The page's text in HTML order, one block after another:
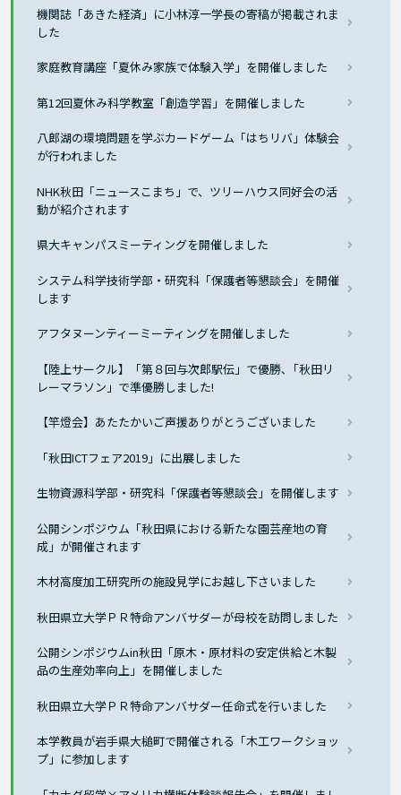
機関誌「あきた経済」に小林淳一学長の寄稿が掲載されま
した
家庭教育講座「夏休み家族で体験入学」を開催しました
第12回夏休み科学教室「創造学習」を開催しました
八郎湖の環境問題を学ぶカードゲーム「はちリバ」体験会
が行われました
NHK秋田「ニュースこまち」で、ツリーハウス同好会の活
動が紹介されます
県大キャンパスミーティングを開催しました
システム科学技術学部・研究科「保護者等懇談会」を開催
します
アフタヌーンティーミーティングを開催しました
【陸上サークル】「第８回与次郎駅伝」で優勝､「秋田リ
レーマラソン」で準優勝しました!
【竿燈会】あたたかいご声援ありがとうございました
「秋田ICTフェア2019」に出展しました
生物資源科学部・研究科「保護者等懇談会」を開催します
公開シンポジウム「秋田県における新たな園芸産地の育
成」が開催されます
木材高度加工研究所の施設見学にお越し下さいました
秋田県立大学ＰＲ特命アンバサダーが母校を訪問しました
公開シンポジウムin秋田「原木・原材料の安定供給と木製
品の生産効率向上」を開催しました
秋田県立大学ＰＲ特命アンバサダー任命式を行いました
本学教員が岩手県大槌町で開催される「木工ワークショッ
プ」に参加します